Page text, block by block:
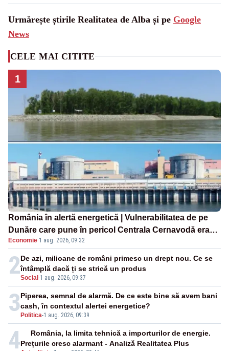
Urmărește știrile Realitatea de Alba și pe Google
News
CELE MAI CITITE
1
România în alertă energetică | Vulnerabilitatea de pe
Dunăre care pune în pericol Centrala Cernavodă era
cunoscută de pe vremea lui Ceaușescu
Economie·1 aug. 2026, 09:32
2Social -1 aug. 2026, 09:37
De azi, milioane de români primesc un drept nou. Ce se
întâmplă dacă ți se strică un produs
3 Politica-1 aug. 2026, 09:39
Piperea, semnal de alarmă. De ce este bine să avem bani
cash, în contextul alertei energetice?
4
România, la limita tehnică a importurilor de energie.
Prețurile cresc alarmant - Analiză Realitatea Plus